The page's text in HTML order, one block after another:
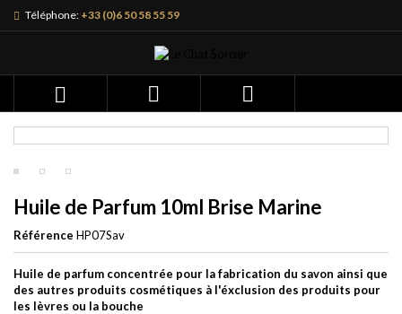
Téléphone: +33 (0)6 50 58 55 59
  
Huile de Parfum 10ml Brise Marine
Référence HP07Sav
Huile de parfum concentrée pour la fabrication du savon ainsi que
des autres produits cosmétiques à l'éxclusion des produits pour
les lèvres ou la bouche